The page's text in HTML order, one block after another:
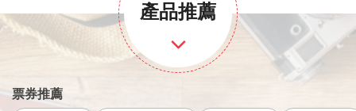
產品推薦
票券推薦